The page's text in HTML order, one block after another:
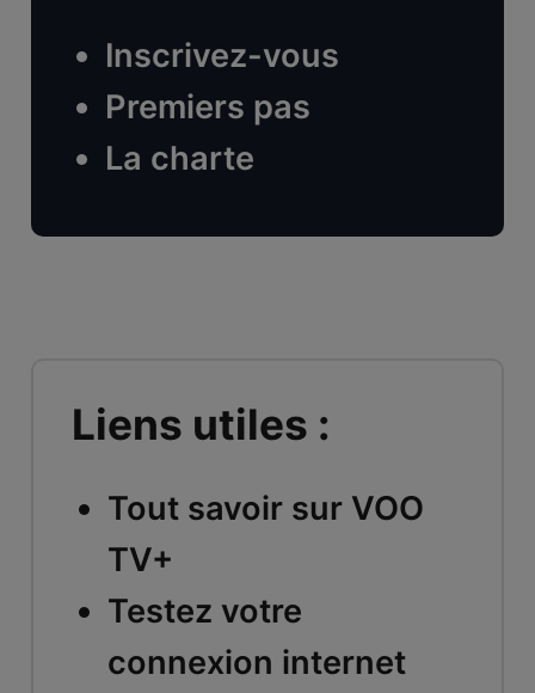
Inscrivez-vous
Premiers pas
La charte
Liens utiles :
Tout savoir sur VOO
TV+
Testez votre
connexion internet